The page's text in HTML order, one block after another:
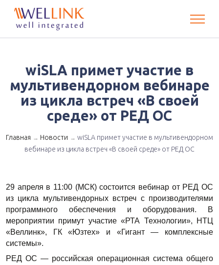
wiSLA примет участие в
мультивендорном вебинаре
из цикла встреч «В своей
среде» от РЕД ОС
Главная → Новости → wiSLA примет участие в мультивендорном
вебинаре из цикла встреч «В своей среде» от РЕД ОС
29 апреля в 11:00 (МСК) состоится вебинар от РЕД ОС
из цикла мультивендорных встреч с производителями
программного обеспечения и оборудования. В
мероприятии примут участие «РТА Технологии», НТЦ
«Веллинк», ГК «Юзтех» и «Гигант — комплексные
системы».
РЕД ОС — российская операционная система общего